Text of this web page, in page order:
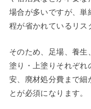
場合が多いですが、単
程が省かれているリス
そのため、足場、養生
塗り・上塗りそれぞれ
安、廃材処分費まで細
とが必須になります。